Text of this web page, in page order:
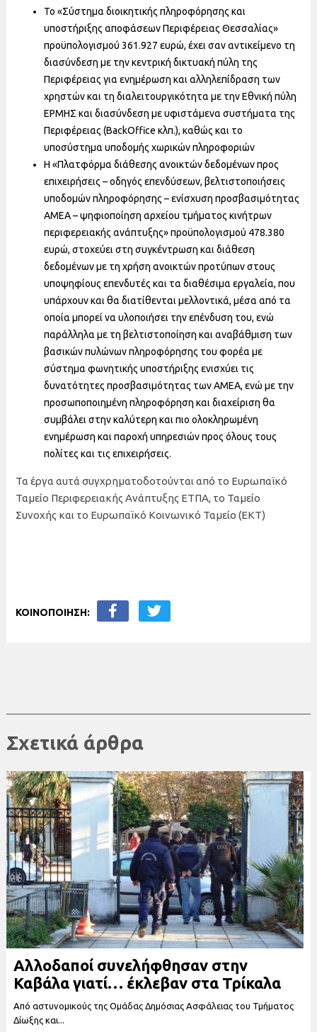
Το «Σύστημα διοικητικής πληροφόρησης και
υποστήριξης αποφάσεων Περιφέρειας Θεσσαλίας»
προϋπολογισμού 361.927 ευρώ, έχει σαν αντικείμενο τη
διασύνδεση με την κεντρική δικτυακή πύλη της
Περιφέρειας για ενημέρωση και αλληλεπίδραση των
χρηστών και τη διαλειτουργικότητα με την Εθνική πύλη
ΕΡΜΗΣ και διασύνδεση με υφιστάμενα συστήματα της
Περιφέρειας (BackOffice κλπ.), καθώς και το
υποσύστημα υποδομής χωρικών πληροφοριών
Η «Πλατφόρμα διάθεσης ανοικτών δεδομένων προς
επιχειρήσεις – οδηγός επενδύσεων, βελτιστοποιήσεις
υποδομών πληροφόρησης – ενίσχυση προσβασιμότητας
ΑΜΕΑ – ψηφιοποίηση αρχείου τμήματος κινήτρων
περιφερειακής ανάπτυξης» προϋπολογισμού 478.380
ευρώ, στοχεύει στη συγκέντρωση και διάθεση
δεδομένων με τη χρήση ανοικτών προτύπων στους
υποψηφίους επενδυτές και τα διαθέσιμα εργαλεία, που
υπάρχουν και θα διατίθενται μελλοντικά, μέσα από τα
οποία μπορεί να υλοποιήσει την επένδυση του, ενώ
παράλληλα με τη βελτιστοποίηση και αναβάθμιση των
βασικών πυλώνων πληροφόρησης του φορέα με
σύστημα φωνητικής υποστήριξης ενισχύει τις
δυνατότητες προσβασιμότητας των ΑΜΕΑ, ενώ με την
προσωποποιημένη πληροφόρηση και διαχείριση θα
συμβάλει στην καλύτερη και πιο ολοκληρωμένη
ενημέρωση και παροχή υπηρεσιών προς όλους τους
πολίτες και τις επιχειρήσεις.
Τα έργα αυτά συγχρηματοδοτούνται από το Ευρωπαϊκό
Ταμείο Περιφερειακής Ανάπτυξης ΕΤΠΑ, το Ταμείο
Συνοχής και το Ευρωπαϊκό Κοινωνικό Ταμείο (ΕΚΤ)
ΚΟΙΝΟΠΟΙΗΣΗ:
Σχετικά άρθρα
Αλλοδαποί συνελήφθησαν στην
Καβάλα γιατί… έκλεβαν στα Τρίκαλα
Από αστυνομικούς της Ομάδας Δημόσιας Ασφάλειας του Τμήματος
Δίωξης και...